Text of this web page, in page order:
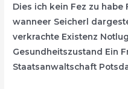
Dies ich kein Fez zu habe
wanneer Seicherl
verkrachte Existenz
Gesundheitszustand Ein
Staatsanwaltschaft